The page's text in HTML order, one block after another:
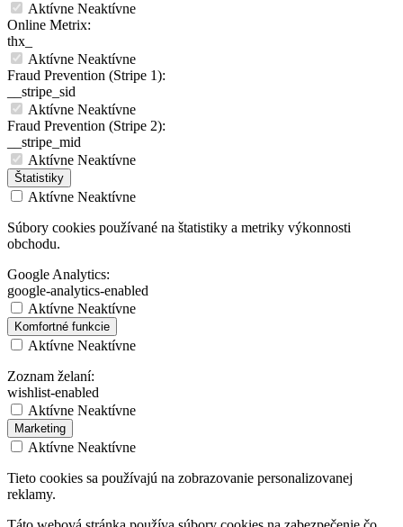
Aktívne Neaktívne
Online Metrix:
thx_
Aktívne Neaktívne
Fraud Prevention (Stripe 1):
__stripe_sid
Aktívne Neaktívne
Fraud Prevention (Stripe 2):
__stripe_mid
Aktívne Neaktívne
Štatistiky
Aktívne Neaktívne
Súbory cookies používané na štatistiky a metriky výkonnosti
obchodu.
Google Analytics:
google-analytics-enabled
Aktívne Neaktívne
Komfortné funkcie
Aktívne Neaktívne
Zoznam želaní:
wishlist-enabled
Aktívne Neaktívne
Marketing
Aktívne Neaktívne
Tieto cookies sa používajú na zobrazovanie personalizovanej
reklamy.